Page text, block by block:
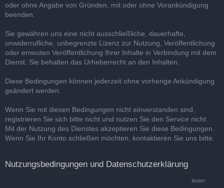
oder ohne Angabe von Gründen, mit oder ohne Vorankündigung
beenden.
Sie gewähren uns eine nicht ausschließliche, dauerhafte,
unwiderrufliche, unbegrenzte Lizenz zur Nutzung, Veröffentlichung
oder erneuten Veröffentlichung Ihrer Inhalte in Verbindung mit dem
Dienst. Sie behalten das Urheberrecht an den Inhalten.
Diese Bedingungen können jederzeit ohne vorherige Ankündigung
geändert werden.
Wenn Sie mit diesen Bedingungen nicht einverstanden sind,
registrieren Sie sich bitte nicht und nutzen Sie den Service nicht.
Mit der Nutzung des Dienstes akzeptieren Sie diese Bedingungen.
Wenn Sie Ihr Konto schließen möchten, kontaktieren Sie uns bitte.
Nutzungsbedingungen und Datenschutzerklärung
Sie können die Nutzungsbedingungen und die Datenschutzrichtlinie hier nachlesen: